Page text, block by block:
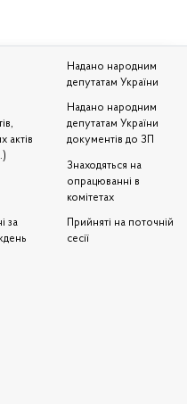
актів
за
Надано народним
депутатам України
Надано народним
депутатам України
документів до ЗП
Знаходяться на
опрацюванні в
комітетах
Прийняті на поточній
сесії